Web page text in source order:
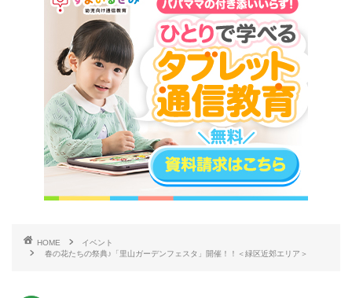
HOME
イベント
春の花たちの祭典♪「里山ガーデンフェスタ」開催！！＜緑区近郊エリア＞